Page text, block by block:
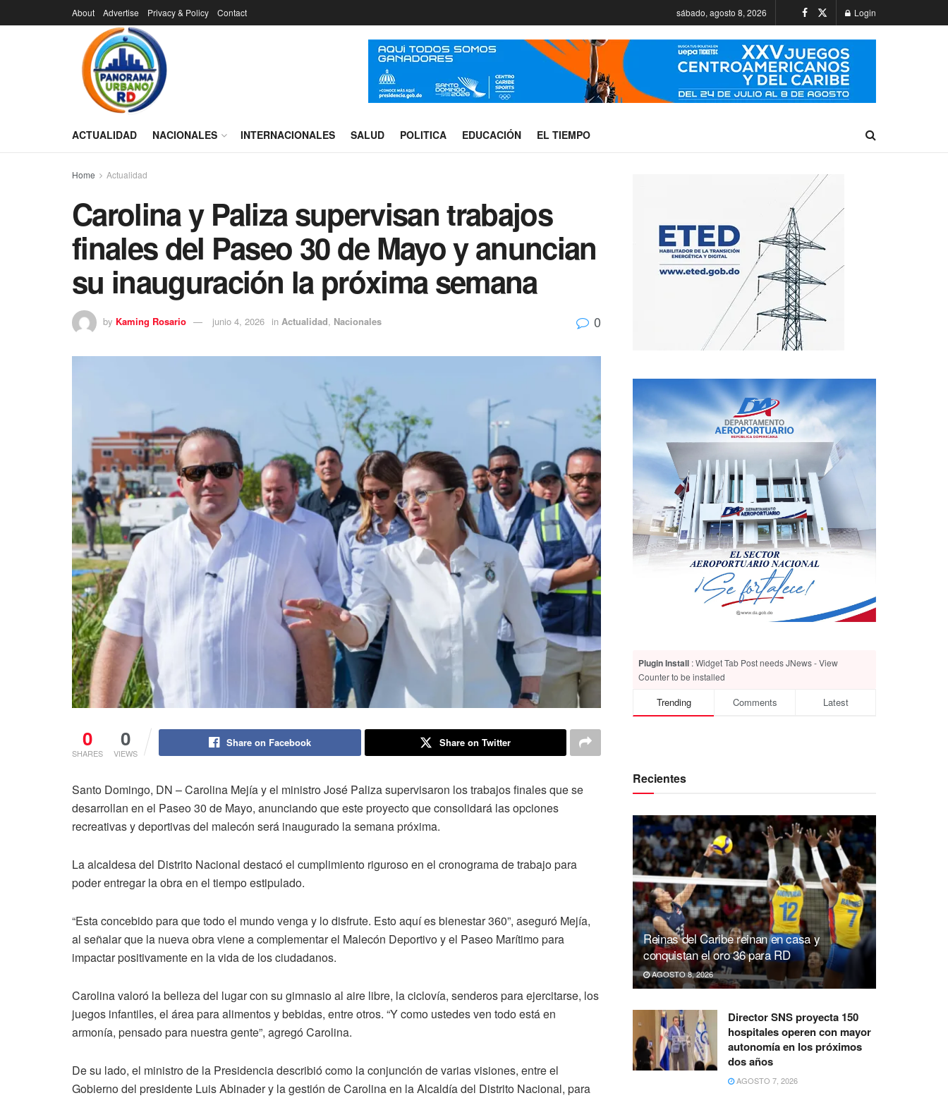
About Advertise Privacy & Policy Contact sábado, agosto 8, 2026 Login
ACTUALIDAD NACIONALES INTERNACIONALES SALUD POLITICA EDUCACIÓN EL TIEMPO
Home Actualidad
Carolina y Paliza supervisan trabajos
finales del Paseo 30 de Mayo y anuncian
su inauguración la próxima semana
by Kaming Rosario junio 4, 2026 in Actualidad, Nacionales 0
0
SHARES
0
VIEWS
Share on Facebook Share on Twitter
Santo Domingo, DN – Carolina Mejía y el ministro José Paliza supervisaron los trabajos finales que se
desarrollan en el Paseo 30 de Mayo, anunciando que este proyecto que consolidará las opciones
recreativas y deportivas del malecón será inaugurado la semana próxima.
La alcaldesa del Distrito Nacional destacó el cumplimiento riguroso en el cronograma de trabajo para
poder entregar la obra en el tiempo estipulado.
“Esta concebido para que todo el mundo venga y lo disfrute. Esto aquí es bienestar 360”, aseguró Mejía,
al señalar que la nueva obra viene a complementar el Malecón Deportivo y el Paseo Marítimo para
impactar positivamente en la vida de los ciudadanos.
Carolina valoró la belleza del lugar con su gimnasio al aire libre, la ciclovía, senderos para ejercitarse, los
juegos infantiles, el área para alimentos y bebidas, entre otros. “Y como ustedes ven todo está en
armonía, pensado para nuestra gente”, agregó Carolina.
De su lado, el ministro de la Presidencia describió como la conjunción de varias visiones, entre el
Gobierno del presidente Luis Abinader y la gestión de Carolina en la Alcaldía del Distrito Nacional, para
Plugin Install : Widget Tab Post needs JNews - View
Counter to be installed
Trending Comments Latest
Recientes
Reinas del Caribe reinan en casa y
conquistan el oro 36 para RD
AGOSTO 8, 2026
Director SNS proyecta 150
hospitales operen con mayor
autonomía en los próximos
dos años
AGOSTO 7, 2026